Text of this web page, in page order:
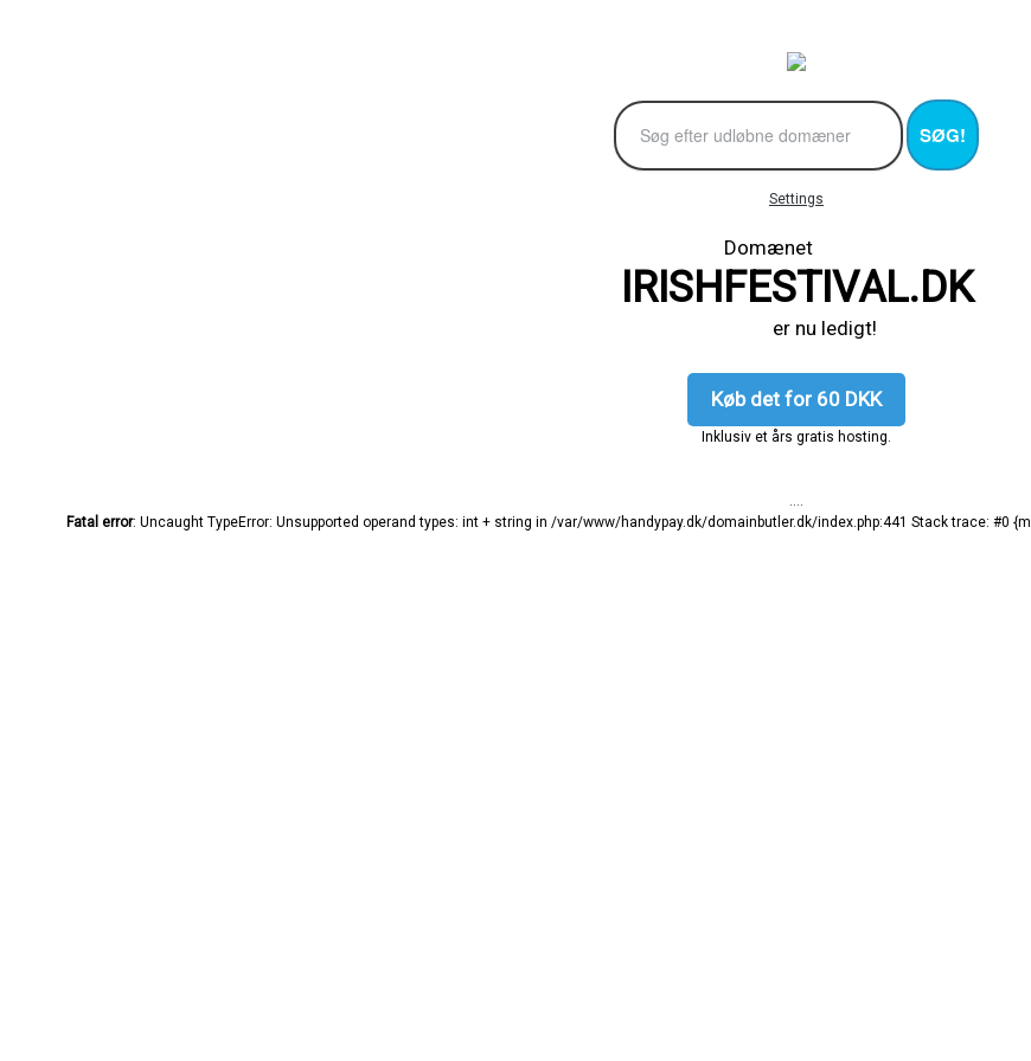
SØG!
Settings
Domænet
IRISHFESTIVAL.DK
er nu ledigt!
Køb det for 60 DKK
Inklusiv et års gratis hosting.
Fatal error: Uncaught TypeError: Unsupported operand types: int + string in /var/www/handypay.dk/domainbutler.dk/index.php:441 Stack trace: #0